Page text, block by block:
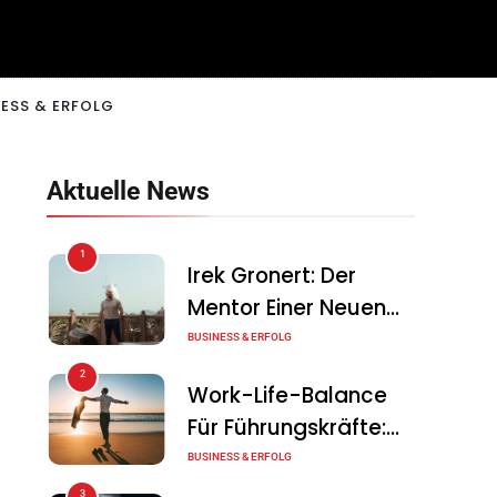
& ERFOLG
Aktuelle News
1
Irek Gronert: Der
Mentor Einer Neuen
Generation Von
BUSINESS & ERFOLG
2
Work-Life-Balance
Für Führungskräfte:
Illusion Oder Echte
BUSINESS & ERFOLG
3